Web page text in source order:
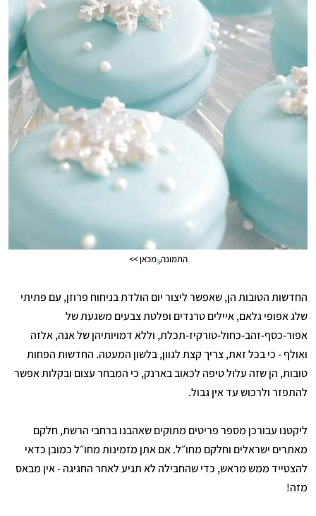
התמונה, מכאן >>
החדשות הטובות הן, שאפשר ליצור יום הולדת בניחוח פרוזן, עם פתיתי
שלג אפופי גלאם, איילים טרנדים ופלטת צבעים משגעת של
אפור-כסף-זהב-כחול-טורקיז-תכלת, וללא דמויותיהן של אנה, אלזה
ואולף - כי בכל זאת, צריך קצת לגוון, בלשון המעטה. החדשות הפחות
טובות, הן שזה עלול טיפה לכאוב בארנק, כי המבחר עצום ובקלות אפשר
להתפזר ולרכוש עד אין גבול.
ליקטנו עבורכן מספר פריטים מתוקים שאהבנו ברחבי הרשת, חלקם
מאתרים ישראלים וחלקם מחו״ל. אם אתן מזמינות מחו״ל כמובן כדאי
להצטייד ממש מראש, כדי שהחבילה לא תגיע לאחר החגיגה - אין מבאס
מזה!